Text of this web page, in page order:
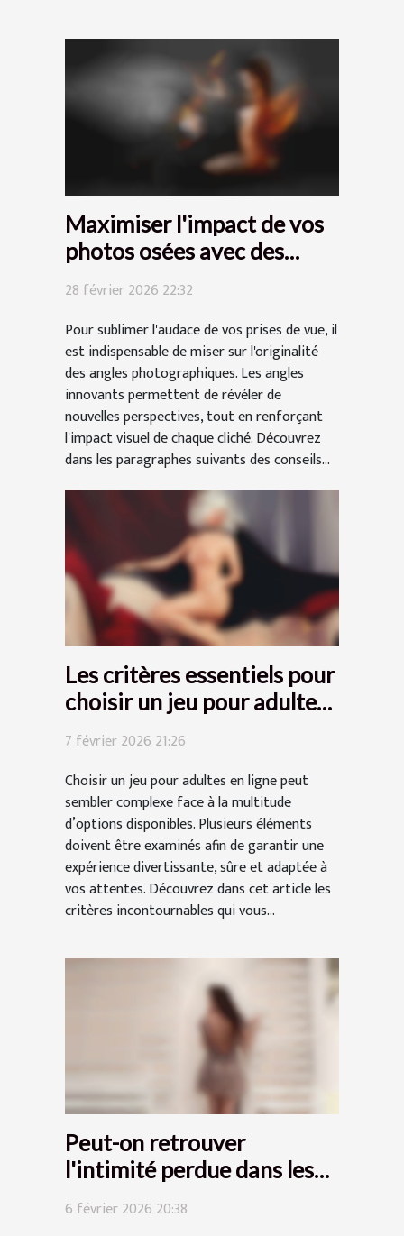
Maximiser l'impact de vos
photos osées avec des
angles innovants
28 février 2026 22:32
Pour sublimer l'audace de vos prises de vue, il
est indispensable de miser sur l'originalité
des angles photographiques. Les angles
innovants permettent de révéler de
nouvelles perspectives, tout en renforçant
l'impact visuel de chaque cliché. Découvrez
dans les paragraphes suivants des conseils...
Les critères essentiels pour
choisir un jeu pour adultes
en ligne
7 février 2026 21:26
Choisir un jeu pour adultes en ligne peut
sembler complexe face à la multitude
d’options disponibles. Plusieurs éléments
doivent être examinés afin de garantir une
expérience divertissante, sûre et adaptée à
vos attentes. Découvrez dans cet article les
critères incontournables qui vous...
Peut-on retrouver
l'intimité perdue dans les
communications modernes
6 février 2026 20:38